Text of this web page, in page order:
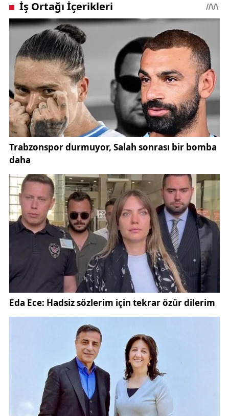
dedi.
Zara gibi Anadolu’nun önemli ilçelerinde üniversite
eğitimine gösterilen ilgi, bölgenin sosyo-kültürel
gelişimi açısından büyük önem taşıyor. Her yıl
yüzlerce öğrenci, ilçedeki eğitim kurumları
sayesinde mesleki donanım kazanarak mezuniyet
sevincini yaşıyor.